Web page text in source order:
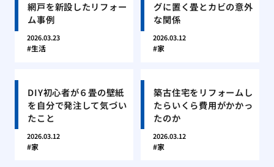
網戸を新設したリフォー
ム事例
2026.03.23
生活
グに置く畳とカビの意外
な関係
2026.03.12
家
DIY初心者が６畳の壁紙
を自分で発注して気づい
たこと
2026.03.12
家
築古住宅をリフォームし
たらいくら費用がかかっ
たのか
2026.03.12
家